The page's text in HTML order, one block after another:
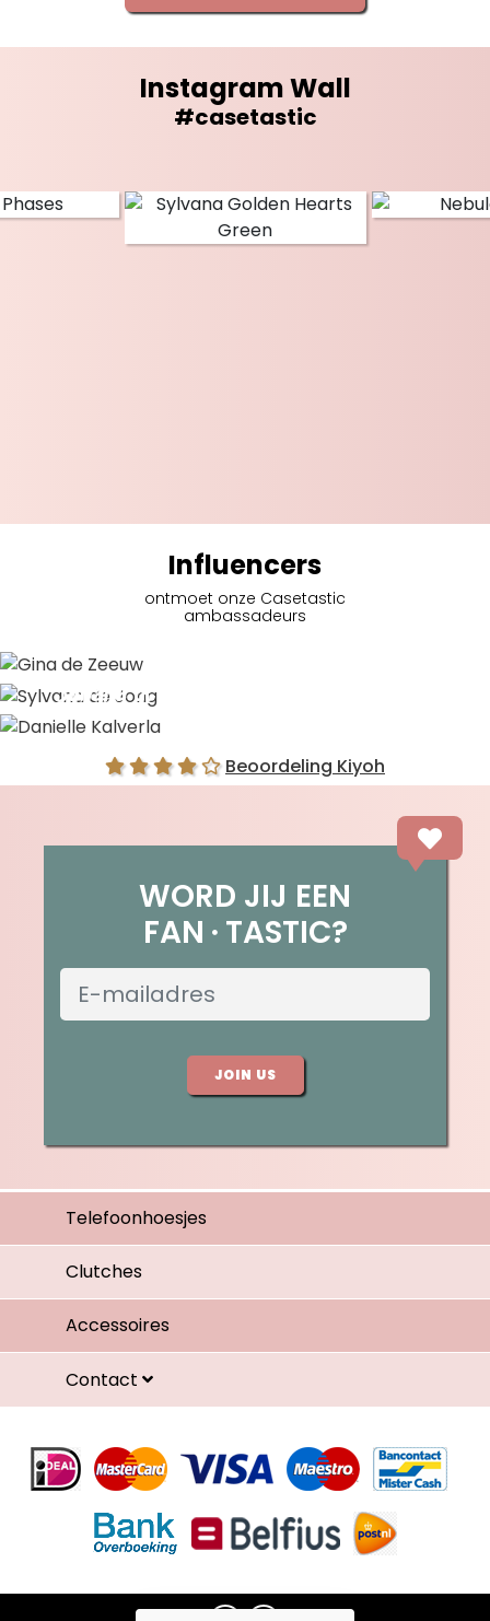
Instagram Wall
#casetastic
Influencers
ontmoet onze Casetastic
ambassadeurs
Sylvana de Jong
Beoordeling Kiyoh
WORD JIJ EEN
FAN TASTIC?
JOIN US
Telefoonhoesjes
Clutches
Accessoires
Contact